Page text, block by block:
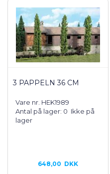
3 PAPPELN 36 CM
Vare nr. HEK1989
Antal på lager: 0 Ikke på
lager
648,00 DKK